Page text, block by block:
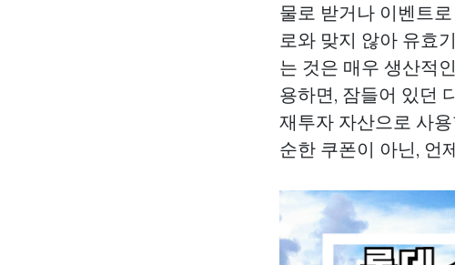
물로 받거나 이벤트
로와 맞지 않아 유효
는 것은 매우 생산적
용하면, 잠들어 있던
재투자 자산으로 사
순한 쿠폰이 아닌, 언